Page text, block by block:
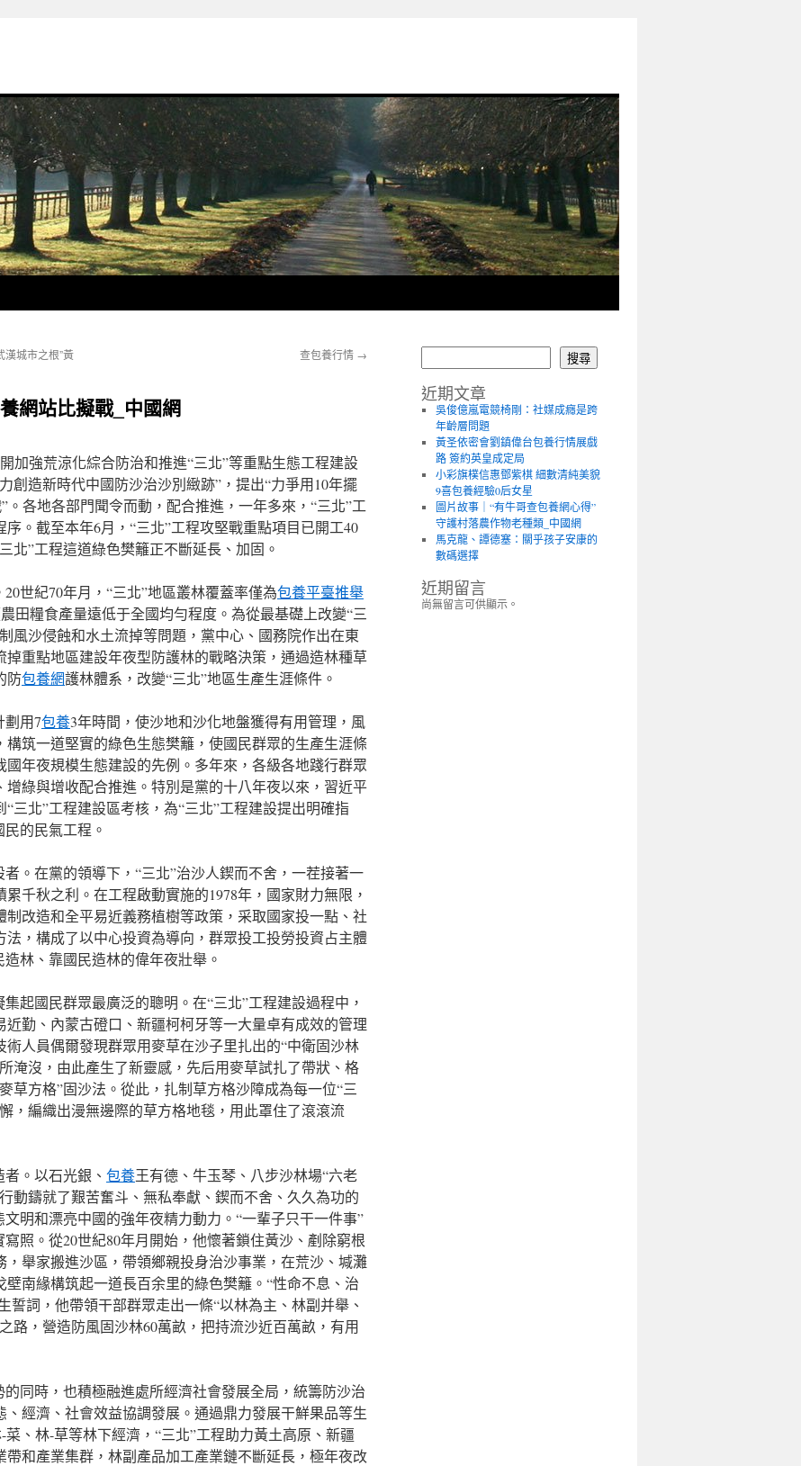
城市之根”黃
查包養行情 →
網站比擬戰_中國網
加強荒涼化綜合防治和推進“三北”等重點生態工程建設
創造新時代中國防沙治沙別緻跡”，提出“力爭用10年擺
。各地各部門聞令而動，配合推進，一年多來，“三北”工
。截至本年6月，“三北”工程攻堅戰重點項目已開工40
北”工程這道綠色樊籬正不斷延長、加固。
世紀70年月，“三北”地區叢林覆蓋率僅為包養平臺推舉
田糧食產量遠低于全國均勻程度。為從最基礎上改變“三
風沙侵蝕和水土流掉等問題，黨中心、國務院作出在東
重點地區建設年夜型防護林的戰略決策，通過造林種草
防包養網護林體系，改變“三北”地區生產生涯條件。
劃用7包養3年時間，使沙地和沙化地盤獲得有用管理，風
筑一道堅實的綠色生態樊籬，使國民群眾的生產生涯條
年夜規模生態建設的先例。多年來，各級各地踐行群眾
綠與增收配合推進。特別是黨的十八年夜以來，習近平
三北”工程建設區考核，為“三北”工程建設提出明確指
的民氣工程。
。在黨的領導下，“三北”治沙人鍥而不舍，一茬接著一
千秋之利。在工程啟動實施的1978年，國家財力無限，
改造和全平易近義務植樹等政策，采取國家投一點、社
，構成了以中心投資為導向，群眾投工投勞投資占主體
林、靠國民造林的偉年夜壯舉。
起國民群眾最廣泛的聰明。在“三北”工程建設過程中，
勤、內蒙古磴口、新疆柯柯牙等一大量卓有成效的管理
人員偶爾發現群眾用麥草在沙子里扎出的“中衛固沙林
淹沒，由此產生了新靈感，先后用麥草試扎了帶狀、格
草方格”固沙法。從此，扎制草方格沙障成為每一位“三
，編織出漫無邊際的草方格地毯，用此罩住了滾滾流
。以石光銀、 包養王有德、牛玉琴、八步沙林場“六老
動鑄就了艱苦奮斗、無私奉獻、鍥而不舍、久久為功的
明和漂亮中國的強年夜精力動力。“一輩子只干一件事”
照。從20世紀80年月開始，他懷著鎖住黃沙、剷除窮根
舉家搬進沙區，帶領鄉親投身治沙事業，在荒沙、堿灘
壁南緣構筑起一道長百余里的綠色樊籬。“性命不息、治
誓詞，他帶領干部群眾走出一條“以林為主、林副并舉、
路，營造防風固沙林60萬畝，把持流沙近百萬畝，有用
同時，也積極融進處所經濟社會發展全局，統籌防沙治
經濟、社會效益協調發展。通過鼎力發展干鮮果品等生
、林-草等林下經濟，“三北”工程助力黃土高原、新疆
和產業集群，林副產品加工產業鏈不斷延長，極年夜改
搜尋
近期文章
吳俊億嵐電競椅剛：社媒成癮是跨
年齡層問題
黃圣依密會劉鎮偉台包養行情展戲
路 簽約英皇成定局
小彩旗樸信惠鄧紫棋 細數清純美貌
9喜包養經驗0后女星
圖片故事｜“有牛哥查包養網心得”
守護村落農作物老種類_中國網
馬克龍、譚德塞：關乎孩子安康的
數碼選擇
近期留言
尚無留言可供顯示。